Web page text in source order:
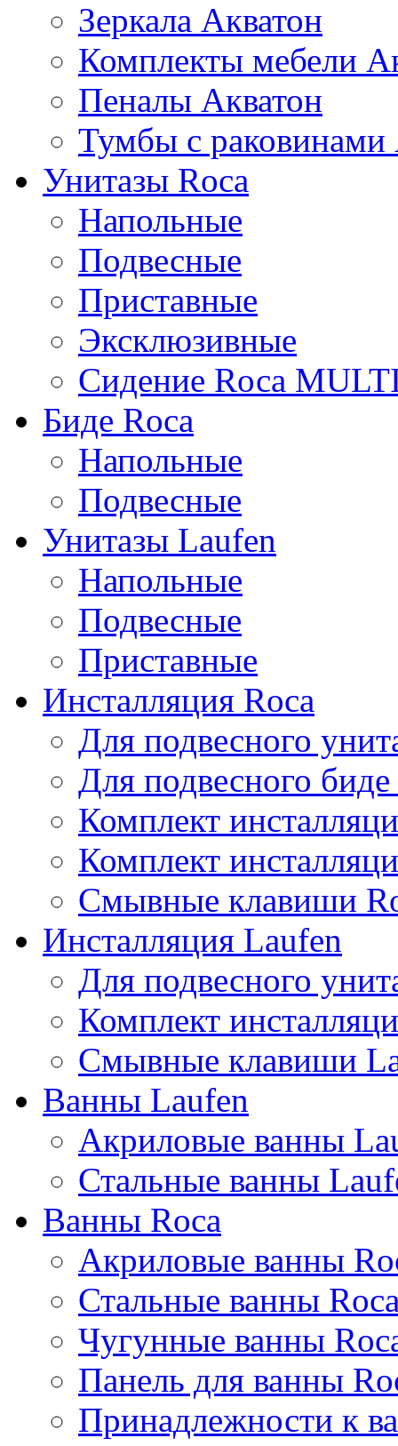
Зеркала Акватон
Комплекты мебели
Пеналы Акватон
Тумбы с раковинами
Унитазы Roca
Напольные
Подвесные
Приставные
Эксклюзивные
Сидение Rоса
Биде Roca
Напольные
Подвесные
Унитазы Laufen
Напольные
Подвесные
Приставные
Инсталляция Roca
Для подвесного
Для подвесного биде
Комплект
Комплект
Смывные клавиши
Инсталляция Laufen
Для подвесного
Комплект
Смывные клавиши
Ванны Laufen
Акриловые ванны
Стальные ванны
Ванны Roca
Акриловые ванны
Стальные ванны
Чугунные ванны
Панель для ванны
Принадлежности к